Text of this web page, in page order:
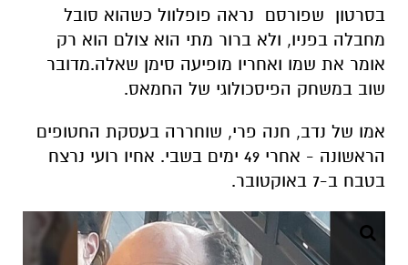
בסרטון שפורסם נראה פופלוול כשהוא סובל
מחבלה בפניו, ולא ברור מתי הוא צולם הוא רק
אומר את שמו ואחריו מופיעה סימן שאלה.מדובר
שוב במשחק הפיסכולוגי של החמאס.
אמו של נדב, חנה פרי, שוחררה בעסקת החטופים
הראשונה - אחרי 49 ימים בשבי. אחיו רועי נרצח
בטבח ב-7 באוקטובר.